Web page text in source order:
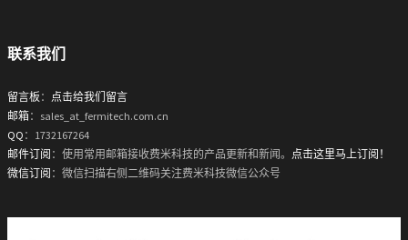
联系我们
留言板 ： 点击给我们留言
邮箱：sales_at_fermitech.com.cn
QQ ：1732167264
邮件订阅 ：使用常用邮箱接收费米科技的产品更新和新闻。 点击这里马上订阅！
微信订阅 ：微信扫描右侧二维码关注费米科技微信公众号